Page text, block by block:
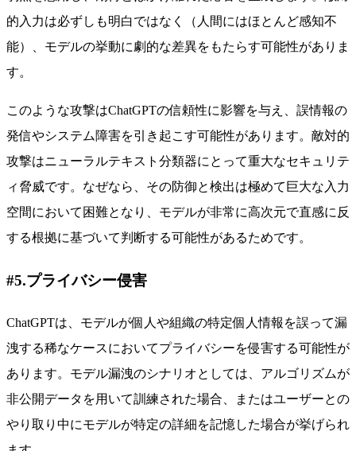
的入力は必ずしも明白ではなく（人間にはほとんど感知不
能）、モデルの挙動に劇的な差異をもたらす可能性がありま
す。
このような攻撃はChatGPTの信頼性に影響を与え、誤情報の
発信やシステム障害を引き起こす可能性があります。敵対的
攻撃はニューラルテキスト分類器にとって重大なセキュリテ
ィ脅威です。なぜなら、その防御と検出は極めて巨大な入力
空間において困難となり、モデルが非常に高次元で直感に反
する根拠に基づいて判断する可能性があるためです。
#5.プライバシー侵害
ChatGPTは、モデルが個人や組織の特定個人情報を誤って漏
洩する稀なケースにおいてプライバシーを侵害する可能性が
あります。モデル漏洩のシナリオとしては、アルゴリズムが
非公開データを用いて訓練された場合、またはユーザーとの
やり取り中にモデルが特定の詳細を記憶した場合が挙げられ